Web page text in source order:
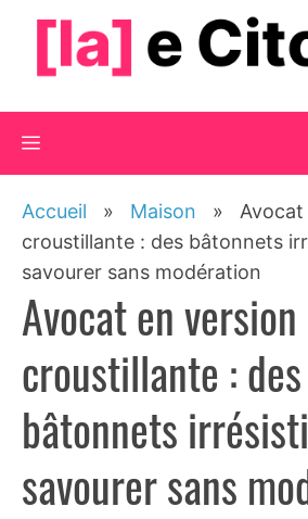
contenu
Menu
Accueil » Maison »
croustillante : des bâtonnets
savourer sans modération
Avocat en version
croustillante : des
bâtonnets
savourer sans